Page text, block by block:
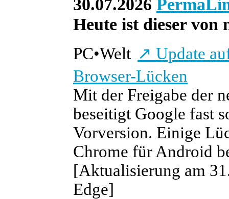
30.07.2026
Heute ist dieser von
PC•Welt ↗ Update
Browser-Lücken
Mit der Freigabe der
beseitigt Google fast
Vorversion. Einige
Chrome für Android
[Aktualisierung am
Edge]